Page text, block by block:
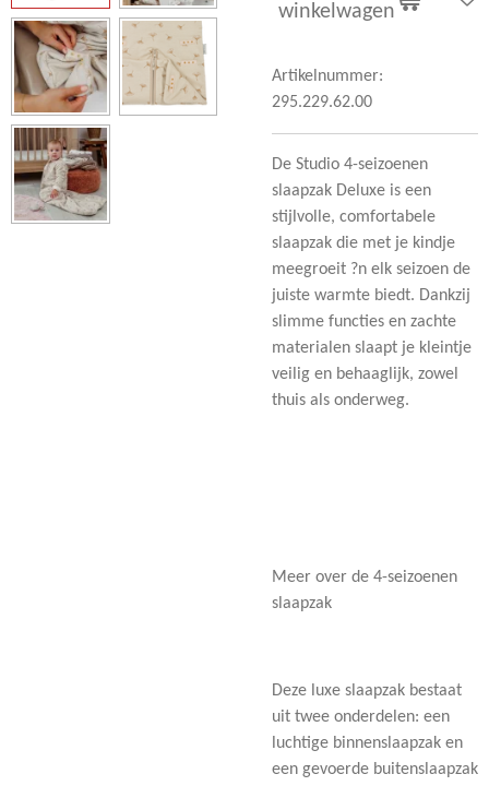
winkelwagen
Artikelnummer:
295.229.62.00
De Studio 4-seizoenen
slaapzak Deluxe is een
stijlvolle, comfortabele
slaapzak die met je kindje
meegroeit ?n elk seizoen de
juiste warmte biedt. Dankzij
slimme functies en zachte
materialen slaapt je kleintje
veilig en behaaglijk, zowel
thuis als onderweg.
Meer over de 4-seizoenen
slaapzak
Deze luxe slaapzak bestaat
uit twee onderdelen: een
luchtige binnenslaapzak en
een gevoerde buitenslaapzak